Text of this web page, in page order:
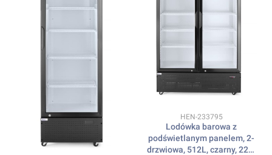
Kod produktu
HEN-233795
Lodówka barowa z
podświetlanym panelem, 2-
drzwiowa, 512L, czarny, 220-